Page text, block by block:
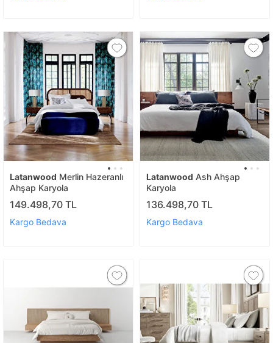
Latanwood Merlin Hazeranlı
Ahşap Karyola
149.498,70 TL
Kargo Bedava
Latanwood Ash Ahşap
Karyola
136.498,70 TL
Kargo Bedava